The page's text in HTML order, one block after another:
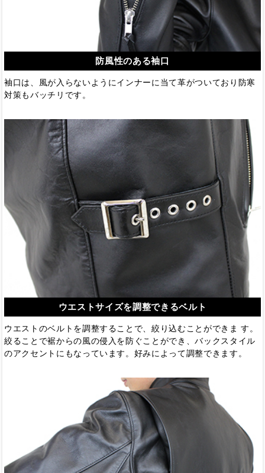
防風性のある袖口
袖口は、風が入らないようにインナーに当て革がついており防寒
対策もバッチリです。
ウエストサイズを調整できるベルト
ウエストのベルトを調整することで、絞り込むことができま す。
絞ることで裾からの風の侵入を防ぐことができ、バックスタイル
のアクセントにもなっています。好みによって調整できます。